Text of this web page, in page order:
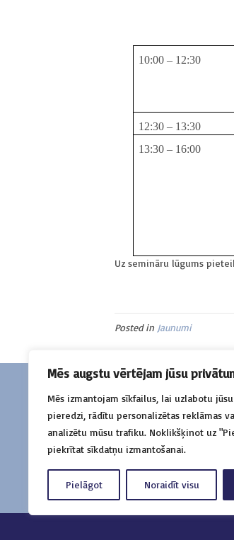
Mēs augstu vērtējam jūsu
Mēs izmantojam sīkfailus, lai uzlabotu
pieredzi, rādītu personalizētas reklāmas
analizētu mūsu trafiku. Noklikšķinot uz
piekrītat sīkdatņu izmantošanai.
Pielāgot Noraidīt visu
10:00 – 12:30
12:30 – 13:30
13:30 – 16:00
Uz semināru lūgums
Posted in Jaunumi
Sazinies
+371 26516115
Baznīcas iela 9, 3.stāvs
birojs@kurzemesnvo.lv